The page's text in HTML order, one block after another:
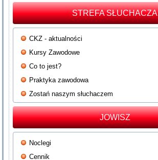
STREFA SŁUCHACZA
CKZ - aktualności
Kursy Zawodowe
Co to jest?
Praktyka zawodowa
Zostań naszym słuchaczem
JOWISZ
Noclegi
Cennik